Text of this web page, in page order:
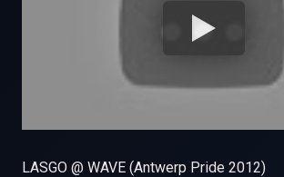
LASGO @ WAVE (Antwerp Pride 2012)